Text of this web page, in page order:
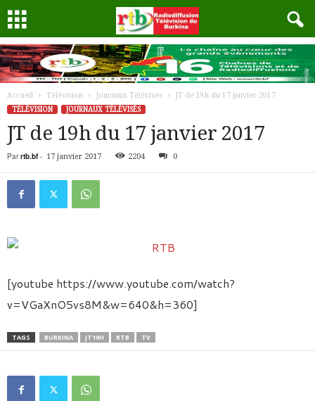
Accueil Télévision Journaux Télévisés
JT de 19h du 17 janvier 2017
TÉLÉVISION
JOURNAUX TÉLÉVISÉS
JT de 19h du 17 janvier 2017
Par rtb.bf- 17 janvier 2017 2204 0
[youtube https://www.youtube.com/watch?
v=VGaXnO5vs8M&w=640&h=360]
TAGS BURKINA JT19H RTB TV